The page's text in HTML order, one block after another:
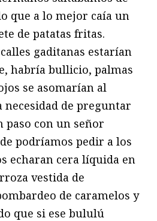
que a lo mejor caía un
de patatas fritas.
gaditanas estarían
habría bullicio, palmas
se asomarían al
de preguntar
paso con un señor
podríamos pedir a los
echaran cera líquida en
vestida de
de caramelos y
que si ese bululú